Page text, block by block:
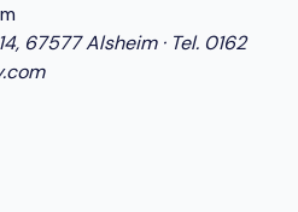
67577 Alsheim · Tel. 0162